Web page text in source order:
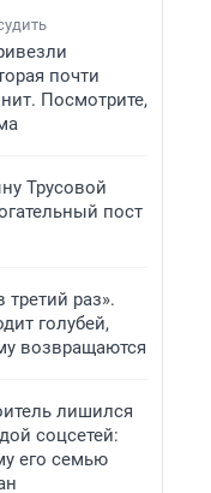
почти
Посмотрите,
Трусовой
пост
раз».
голубей,
возвращаются
лишился
соцсетей:
его семью